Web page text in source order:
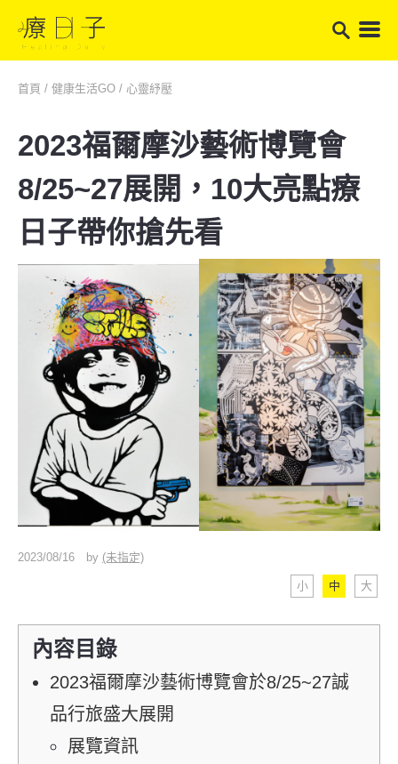
首頁 / 健康生活GO / 心靈紓壓
2023福爾摩沙藝術博覽會
8/25~27展開，10大亮點療
日子帶你搶先看
2023/08/16 by (未指定)
小 中 大
內容目錄
2023福爾摩沙藝術博覽會於8/25~27誠
品行旅盛大展開
展覽資訊